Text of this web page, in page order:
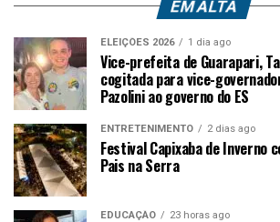
EM ALTA
ELEIÇÕES 2026 1 dia ago
Vice-prefeita de Guarapari,
cogitada para vice-
Pazolini ao governo do ES
ENTRETENIMENTO 2 dias ago
Festival Capixaba de Inverno
Pais na Serra
EDUCAÇÃO 23 horas ago